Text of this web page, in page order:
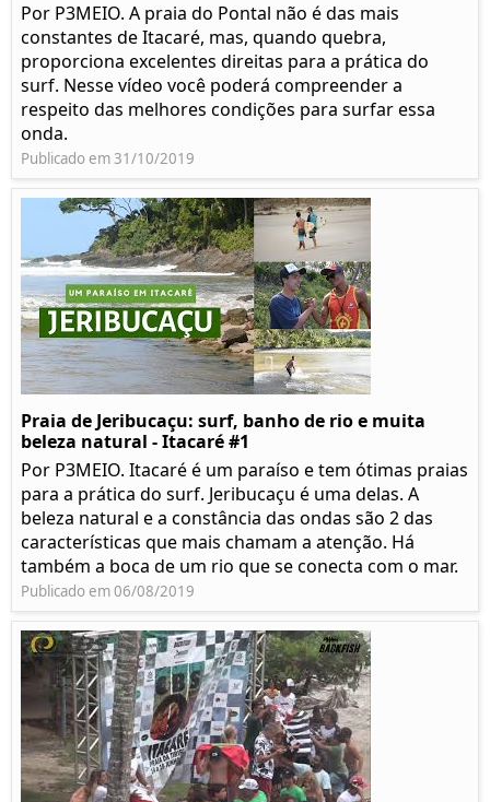
Por P3MEIO. A praia do Pontal não é das mais
constantes de Itacaré, mas, quando quebra,
proporciona excelentes direitas para a prática do
surf. Nesse vídeo você poderá compreender a
respeito das melhores condições para surfar essa
onda.
Publicado em 31/10/2019
Praia de Jeribucaçu: surf, banho de rio e muita
beleza natural - Itacaré #1
Por P3MEIO. Itacaré é um paraíso e tem ótimas praias
para a prática do surf. Jeribucaçu é uma delas. A
beleza natural e a constância das ondas são 2 das
características que mais chamam a atenção. Há
também a boca de um rio que se conecta com o mar.
Publicado em 06/08/2019